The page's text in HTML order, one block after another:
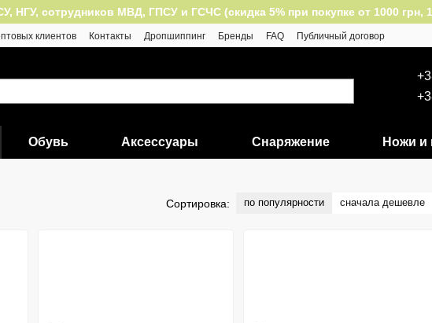
НГУ, сотрудников МВД, ГПСУ и ГСЧС (скидка 5% при покупке от 1000 грн,
клиентов Контакты Дропшиппинг Бренды FAQ
Публичный договор
Обувь Аксессуары Снаряжение Ножи и
Сортировка: по популярности сначала дешевле